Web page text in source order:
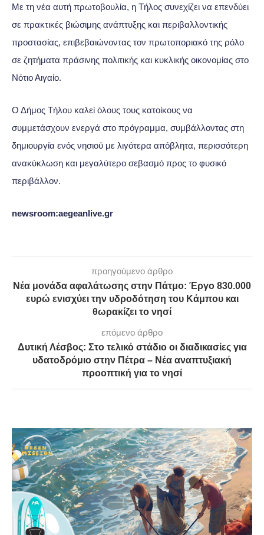
Με τη νέα αυτή πρωτοβουλία, η Τήλος συνεχίζει να επενδύει
σε πρακτικές βιώσιμης ανάπτυξης και περιβαλλοντικής
προστασίας, επιβεβαιώνοντας τον πρωτοποριακό της ρόλο
σε ζητήματα πράσινης πολιτικής και κυκλικής οικονομίας στο
Νότιο Αιγαίο.
Ο Δήμος Τήλου καλεί όλους τους κατοίκους να
συμμετάσχουν ενεργά στο πρόγραμμα, συμβάλλοντας στη
δημιουργία ενός νησιού με λιγότερα απόβλητα, περισσότερη
ανακύκλωση και μεγαλύτερο σεβασμό προς το φυσικό
περιβάλλον.
newsroom:aegeanlive.gr
προηγούμενο άρθρο
Νέα μονάδα αφαλάτωσης στην Πάτμο: Έργο 830.000
ευρώ ενισχύει την υδροδότηση του Κάμπου και
θωρακίζει το νησί
επόμενο άρθρο
Δυτική Λέσβος: Στο τελικό στάδιο οι διαδικασίες για
υδατοδρόμιο στην Πέτρα – Νέα αναπτυξιακή
προοπτική για το νησί